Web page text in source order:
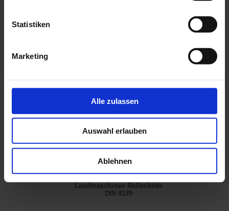
Statistiken
Marketing
Alle zulassen
Auswahl erlauben
Ablehnen
optional mit Lauf-, Schon- und
Bundlaufrolle
schwere -u. leichte Bauart
Landmaschinen Rollenkette
DIN 8189